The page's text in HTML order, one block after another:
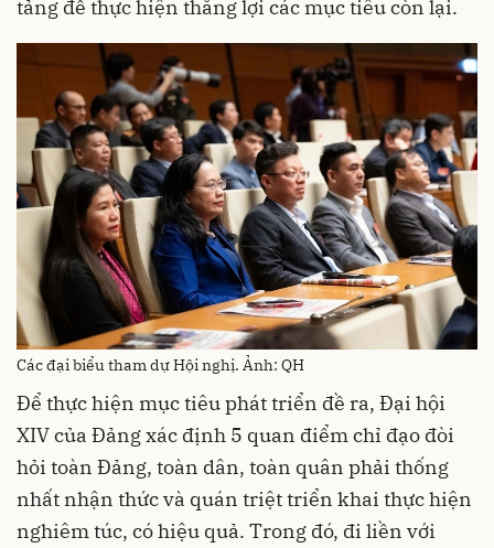
tảng để thực hiện thắng lợi các mục tiêu còn lại.
Các đại biểu tham dự Hội nghị. Ảnh: QH
Để thực hiện mục tiêu phát triển đề ra, Đại hội
XIV của Đảng xác định 5 quan điểm chỉ đạo đòi
hỏi toàn Đảng, toàn dân, toàn quân phải thống
nhất nhận thức và quán triệt triển khai thực hiện
nghiêm túc, có hiệu quả. Trong đó, đi liền với